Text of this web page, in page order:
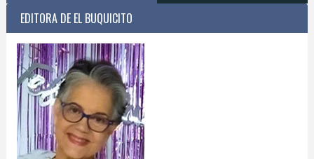
EDITORA DE EL BUQUICITO